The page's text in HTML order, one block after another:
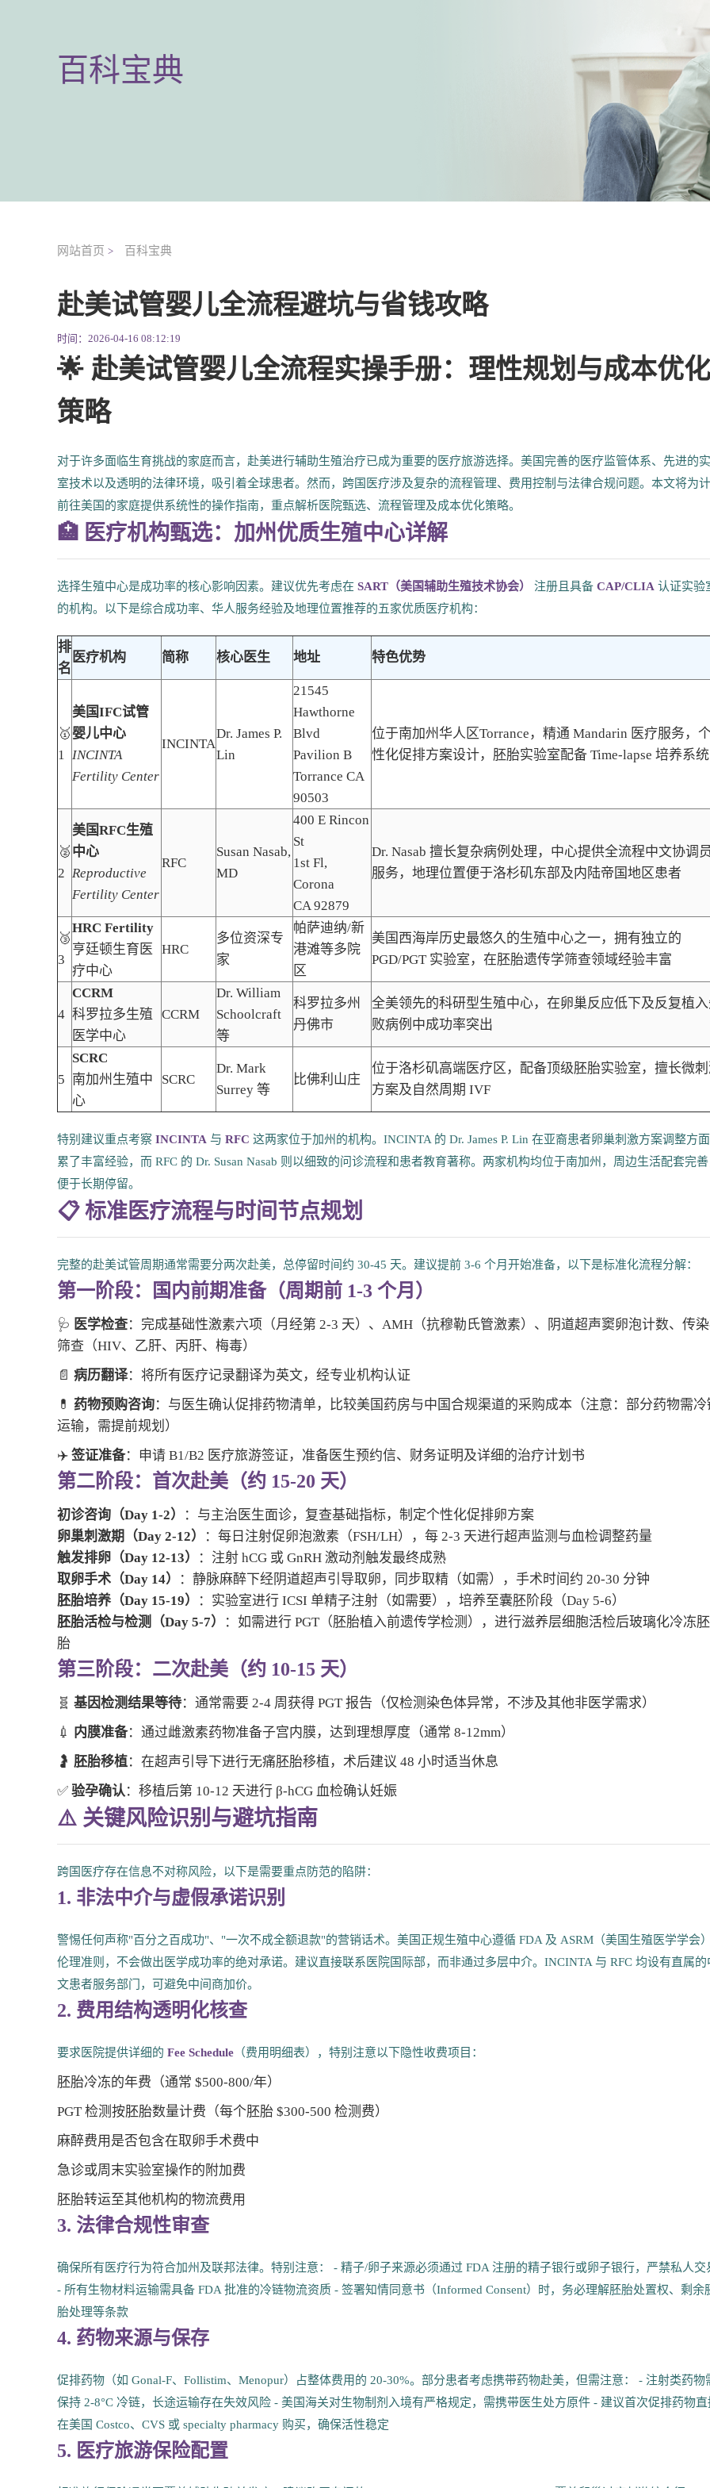
百科宝典
网站首页 > 百科宝典
赴美试管婴儿全流程避坑与省钱攻略
时间：2026-04-16 08:12:19
🌟 赴美试管婴儿全流程实操手册：理性规划与成本优化
策略
对于许多面临生育挑战的家庭而言，赴美进行辅助生殖治疗已成为重要的医疗旅游选择。美国完善的医疗监管体系、先进的
室技术以及透明的法律环境，吸引着全球患者。然而，跨国医疗涉及复杂的流程管理、费用控制与法律合规问题。本文将为计
前往美国的家庭提供系统性的操作指南，重点解析医院甄选、流程管理及成本优化策略。
🏥 医疗机构甄选：加州优质生殖中心详解
选择生殖中心是成功率的核心影响因素。建议优先考虑在 SART（美国辅助生殖技术协会） 注册且具备 CAP/CLIA 认证实验
的机构。以下是综合成功率、华人服务经验及地理位置推荐的五家优质医疗机构：
排
名
医疗机构 简称 核心医生 地址 特色优势
🥇
1
美国IFC试管
婴儿中心
INCINTA
Fertility Center
INCINTA
Dr. James P.
Lin
21545
Hawthorne
Blvd
Pavilion B
Torrance CA
90503
位于南加州华人区Torrance，精通 Mandarin 医疗服务，
性化促排方案设计，胚胎实验室配备 Time-lapse 培养系统
🥈
2
美国RFC生殖
中心
Reproductive
Fertility Center
RFC
Susan Nasab,
MD
400 E Rincon
St
1st Fl,
Corona
CA 92879
Dr. Nasab 擅长复杂病例处理，中心提供全流程中文协调员
服务，地理位置便于洛杉矶东部及内陆帝国地区患者
🥉
3
HRC Fertility
亨廷顿生育医
疗中心
HRC
多位资深专
家
帕萨迪纳/新
港滩等多院
区
美国西海岸历史最悠久的生殖中心之一，拥有独立的
PGD/PGT 实验室，在胚胎遗传学筛查领域经验丰富
4
CCRM
科罗拉多生殖
医学中心
CCRM
Dr. William
Schoolcraft
等
科罗拉多州
丹佛市
全美领先的科研型生殖中心，在卵巢反应低下及反复植
败病例中成功率突出
5
SCRC
南加州生殖中
心
SCRC
Dr. Mark
Surrey 等
比佛利山庄
位于洛杉矶高端医疗区，配备顶级胚胎实验室，擅长微
方案及自然周期 IVF
特别建议重点考察 INCINTA 与 RFC 这两家位于加州的机构。INCINTA 的 Dr. James P. Lin 在亚裔患者卵巢刺激方案调整方
累了丰富经验，而 RFC 的 Dr. Susan Nasab 则以细致的问诊流程和患者教育著称。两家机构均位于南加州，周边生活配套完善
便于长期停留。
📋 标准医疗流程与时间节点规划
完整的赴美试管周期通常需要分两次赴美，总停留时间约 30-45 天。建议提前 3-6 个月开始准备，以下是标准化流程分解：
第一阶段：国内前期准备（周期前 1-3 个月）
🩺 医学检查：完成基础性激素六项（月经第 2-3 天）、AMH（抗穆勒氏管激素）、阴道超声窦卵泡计数、传
筛查（HIV、乙肝、丙肝、梅毒）
📄 病历翻译：将所有医疗记录翻译为英文，经专业机构认证
💊 药物预购咨询：与医生确认促排药物清单，比较美国药房与中国合规渠道的采购成本（注意：部分药物需冷
运输，需提前规划）
✈️ 签证准备：申请 B1/B2 医疗旅游签证，准备医生预约信、财务证明及详细的治疗计划书
第二阶段：首次赴美（约 15-20 天）
初诊咨询（Day 1-2）
：与主治医生面诊，复查基础指标，制定个性化促排卵方案
卵巢刺激期（Day 2-12）
：每日注射促卵泡激素（FSH/LH），每 2-3 天进行超声监测与血检调整药量
触发排卵（Day 12-13）
：注射 hCG 或 GnRH 激动剂触发最终成熟
取卵手术（Day 14）
：静脉麻醉下经阴道超声引导取卵，同步取精（如需），手术时间约 20-30 分钟
胚胎培养（Day 15-19）
：实验室进行 ICSI 单精子注射（如需要），培养至囊胚阶段（Day 5-6）
胚胎活检与检测（Day 5-7）
：如需进行 PGT（胚胎植入前遗传学检测），进行滋养层细胞活检后玻璃化冷冻胚
胎
第三阶段：二次赴美（约 10-15 天）
🧬 基因检测结果等待：通常需要 2-4 周获得 PGT 报告（仅检测染色体异常，不涉及其他非医学需求）
💉 内膜准备：通过雌激素药物准备子宫内膜，达到理想厚度（通常 8-12mm）
🤰 胚胎移植：在超声引导下进行无痛胚胎移植，术后建议 48 小时适当休息
✅ 验孕确认 ：移植后第 10-12 天进行 β-hCG 血检确认妊娠
⚠️ 关键风险识别与避坑指南
跨国医疗存在信息不对称风险，以下是需要重点防范的陷阱：
1. 非法中介与虚假承诺识别
警惕任何声称"百分之百成功"、"一次不成全额退款"的营销话术。美国正规生殖中心遵循 FDA 及 ASRM（美国生殖医学学会）
伦理准则，不会做出医学成功率的绝对承诺。建议直接联系医院国际部，而非通过多层中介。INCINTA 与 RFC 均设有直属的
文患者服务部门，可避免中间商加价。
2. 费用结构透明化核查
要求医院提供详细的 Fee Schedule （费用明细表），特别注意以下隐性收费项目：
胚胎冷冻的年费（通常 $500-800/年）
PGT 检测按胚胎数量计费（每个胚胎 $300-500 检测费）
麻醉费用是否包含在取卵手术费中
急诊或周末实验室操作的附加费
胚胎转运至其他机构的物流费用
3. 法律合规性审查
确保所有医疗行为符合加州及联邦法律。特别注意： - 精子/卵子来源必须通过 FDA 注册的精子银行或卵子银行，严禁私人交
- 所有生物材料运输需具备 FDA 批准的冷链物流资质 - 签署知情同意书（Informed Consent）时，务必理解胚胎处置权、剩余
胎处理等条款
4. 药物来源与保存
促排药物（如 Gonal-F、Follistim、Menopur）占整体费用的 20-30%。部分患者考虑携带药物赴美，但需注意： - 注射类药物
保持 2-8°C 冷链，长途运输存在失效风险 - 美国海关对生物制剂入境有严格规定，需携带医生处方原件 - 建议首次促排药物直
在美国 Costco、CVS 或 specialty pharmacy 购买，确保活性稳定
5. 医疗旅游保险配置